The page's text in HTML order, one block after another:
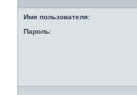
Имя пользователя:
Пароль: